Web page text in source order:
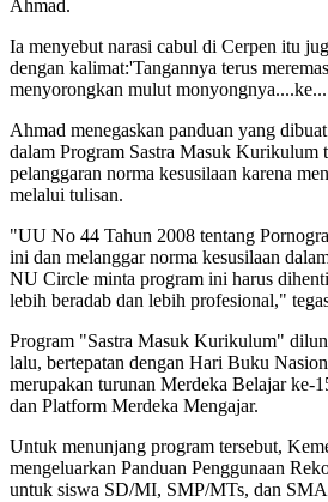
Ahmad.
Ia menyebut narasi cabul di Cerpen itu
dengan kalimat:'Tangannya terus
menyorongkan mulut
Ahmad menegaskan panduan yang
dalam Program Sastra Masuk Kurikulum
pelanggaran norma kesusilaan karena
melalui tulisan.
"UU No 44 Tahun 2008 tentang
ini dan melanggar norma kesusilaan
NU Circle minta program ini harus
lebih beradab dan lebih profesional,"
Program "Sastra Masuk Kurikulum"
lalu, bertepatan dengan Hari Buku
merupakan turunan Merdeka Belajar ke-
dan Platform Merdeka Mengajar.
Untuk menunjang program tersebut,
mengeluarkan Panduan Penggunaan
untuk siswa SD/MI, SMP/MTs, dan